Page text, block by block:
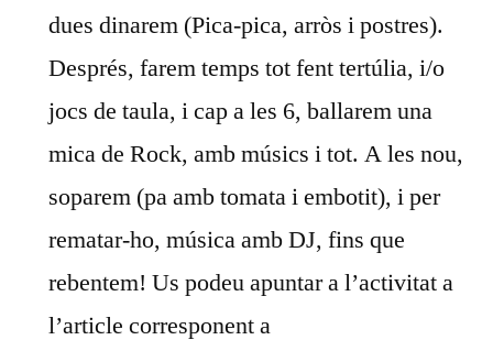
dues dinarem (Pica-pica, arròs i postres).
Després, farem temps tot fent tertúlia, i/o
jocs de taula, i cap a les 6, ballarem una
mica de Rock, amb músics i tot. A les nou,
soparem (pa amb tomata i embotit), i per
rematar-ho, música amb DJ, fins que
rebentem! Us podeu apuntar a l’activitat a
l’article corresponent a